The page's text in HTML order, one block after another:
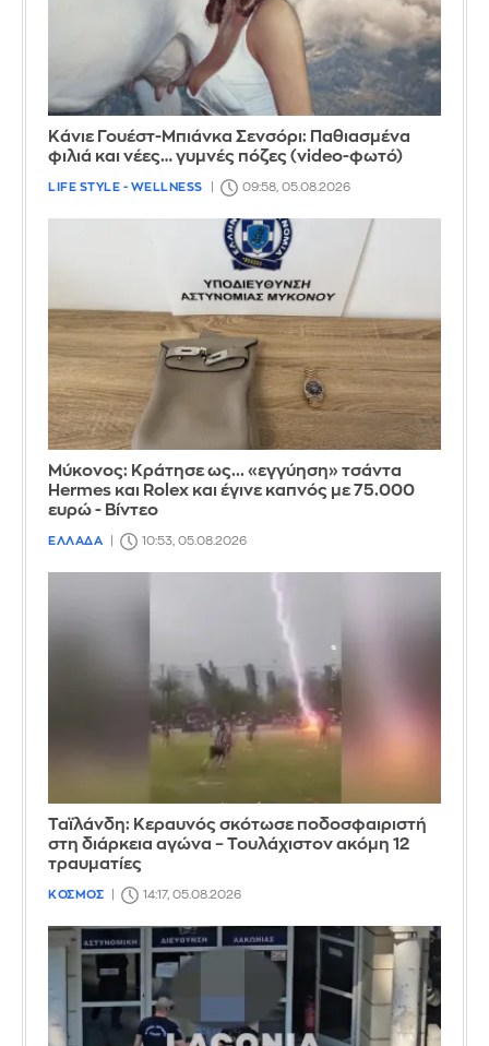
Κάνιε Γουέστ-Μπιάνκα Σενσόρι: Παθιασμένα
φιλιά και νέες… γυμνές πόζες (video-φωτό)
LIFE STYLE - WELLNESS 09:58, 05.08.2026
Μύκονος: Κράτησε ως... «εγγύηση» τσάντα
Hermes και Rolex και έγινε καπνός με 75.000
ευρώ - Βίντεο
ΕΛΛΑΔΑ 10:53, 05.08.2026
Ταϊλάνδη: Κεραυνός σκότωσε ποδοσφαιριστή
στη διάρκεια αγώνα – Τουλάχιστον ακόμη 12
τραυματίες
ΚΟΣΜΟΣ 14:17, 05.08.2026